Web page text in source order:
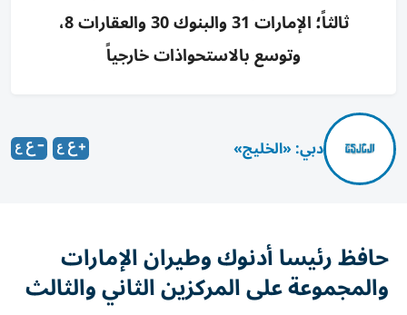
ثالثاً؛ الإمارات 31 والبنوك 30 والعقارات 8،
وتوسع بالاستحواذات خارجياً
دبي: «الخليج»
حافظ رئيسا أدنوك وطيران الإمارات
والمجموعة على المركزين الثاني والثالث